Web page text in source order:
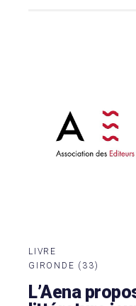
LIVRE
GIRONDE (33)
L’Aena